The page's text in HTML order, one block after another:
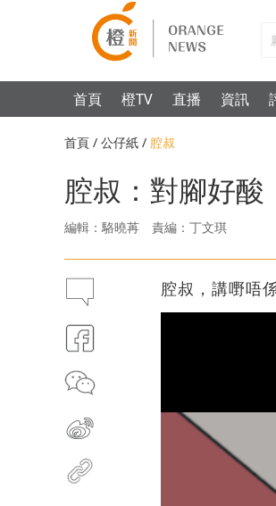
首頁 橙TV 直播 資訊
首頁 / 公仔紙 / 腔叔
腔叔：對腳好酸
編輯：駱曉苒 責編：丁文琪
腔叔，講嘢唔